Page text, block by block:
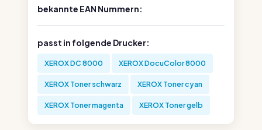
bekannte EAN Nummern:
passt in folgende Drucker:
XEROX DC 8000 XEROX DocuColor 8000
XEROX Toner schwarz XEROX Toner cyan
XEROX Toner magenta XEROX Toner gelb